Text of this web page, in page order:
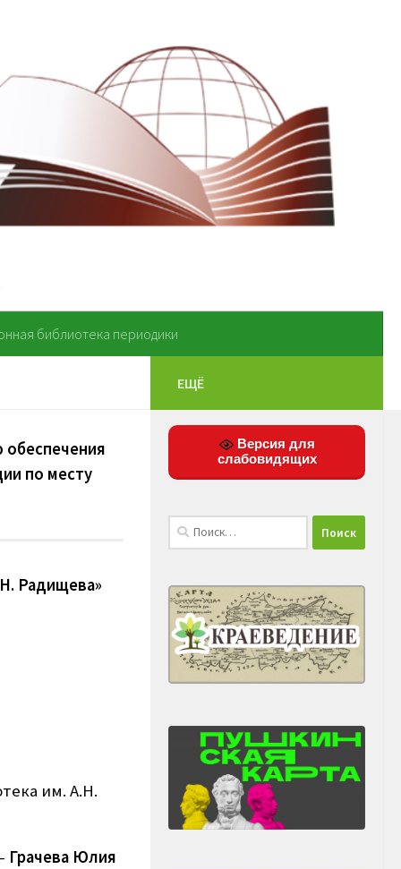
библиотека периодики
по месту
Радищева»
им. А.Н.
Грачева Юлия
ЕЩЁ
Версия для
слабовидящих
Найти: